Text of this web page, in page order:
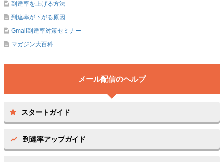
到達率を上げる方法
到達率が下がる原因
Gmail到達率対策セミナー
マガジン大百科
スタートガイド
到達率アップガイド